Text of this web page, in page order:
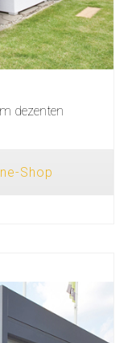
dezenten
Shop